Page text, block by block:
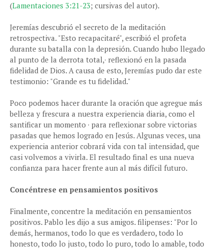
(Lamentaciones 3:21-23; cursivas del autor).
Jeremías descubrió el secreto de la meditación
retrospectiva. "Esto recapacitaré", escribió el profeta
durante su batalla con la depresión. Cuando hubo llegado
al punto de la derrota total,· reflexionó en la pasada
fidelidad de Dios. A causa de esto, Jeremías pudo dar este
testimonio: "Grande es tu fidelidad."
Poco podemos hacer durante la oración que agregue más
belleza y frescura a nuestra experiencia diaria, como el
santificar un momento · para reflexionar sobre victorias
pasadas que hemos logrado en Jesús. Algunas veces, una
experiencia anterior cobrará vida con tal intensidad, que
casi volvemos a vivirla. El resultado final es una nueva
confianza para hacer frente aun al más difícil futuro.
Concéntrese en pensamientos positivos
Finalmente, concentre la meditación en pensamientos
positivos. Pablo les dijo a sus amigos. filipenses: "Por lo
demás, hermanos, todo lo que es verdadero, todo lo
honesto, todo lo justo, todo lo puro, todo lo amable, todo